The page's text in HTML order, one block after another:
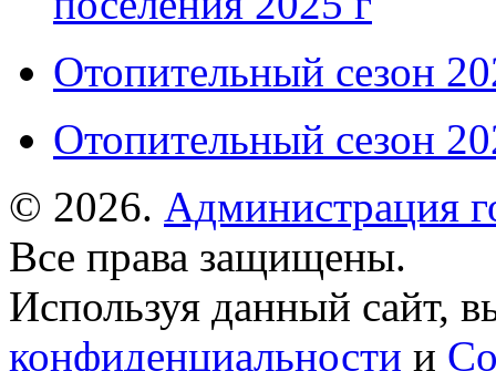
Отопительный сезон
Отопительный сезон
© 2026. Администрация
Все права защищены.
Используя данный сайт,
конфиденциальности и